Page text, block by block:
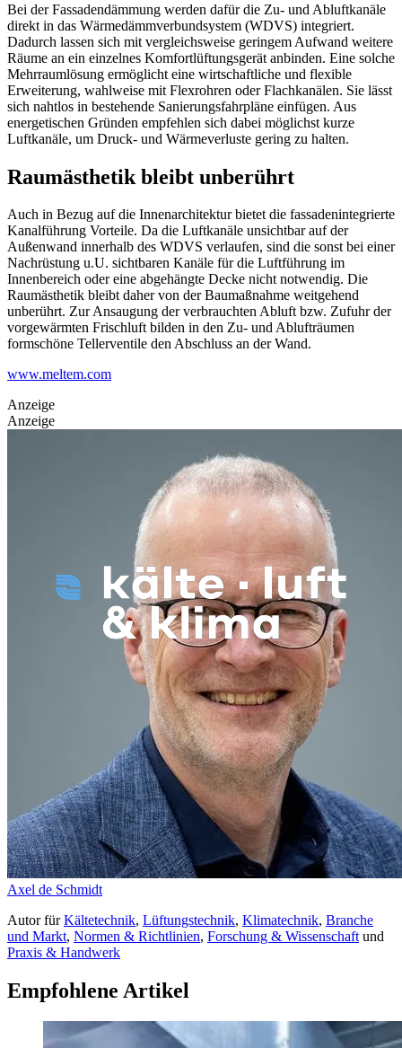
Bei der Fassadendämmung werden dafür die Zu- und Abluftkanäle
direkt in das Wärmedämmverbundsystem (WDVS) integriert.
Dadurch lassen sich mit vergleichsweise geringem Aufwand weitere
Räume an ein einzelnes Komfortlüftungsgerät anbinden. Eine solche
Mehrraumlösung ermöglicht eine wirtschaftliche und flexible
Erweiterung, wahlweise mit Flexrohren oder Flachkanälen. Sie lässt
sich nahtlos in bestehende Sanierungsfahrpläne einfügen. Aus
energetischen Gründen empfehlen sich dabei möglichst kurze
Luftkanäle, um Druck- und Wärmeverluste gering zu halten.
Raumästhetik bleibt unberührt
Auch in Bezug auf die Innenarchitektur bietet die fassadenintegrierte
Kanalführung Vorteile. Da die Luftkanäle unsichtbar auf der
Außenwand innerhalb des WDVS verlaufen, sind die sonst bei einer
Nachrüstung u.U. sichtbaren Kanäle für die Luftführung im
Innenbereich oder eine abgehängte Decke nicht notwendig. Die
Raumästhetik bleibt daher von der Baumaßnahme weitgehend
unberührt. Zur Ansaugung der verbrauchten Abluft bzw. Zufuhr der
vorgewärmten Frischluft bilden in den Zu- und Ablufträumen
formschöne Tellerventile den Abschluss an der Wand.
www.meltem.com
Anzeige
Anzeige
Axel de Schmidt
AutorfürKältetechnik, Lüftungstechnik, Klimatechnik, Branche
und Markt, Normen & Richtlinien, Forschung & Wissenschaftund
Praxis & Handwerk
Empfohlene Artikel